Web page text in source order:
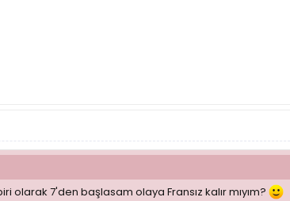
olarak 7'den başlasam olaya Fransız kalır mıyım?